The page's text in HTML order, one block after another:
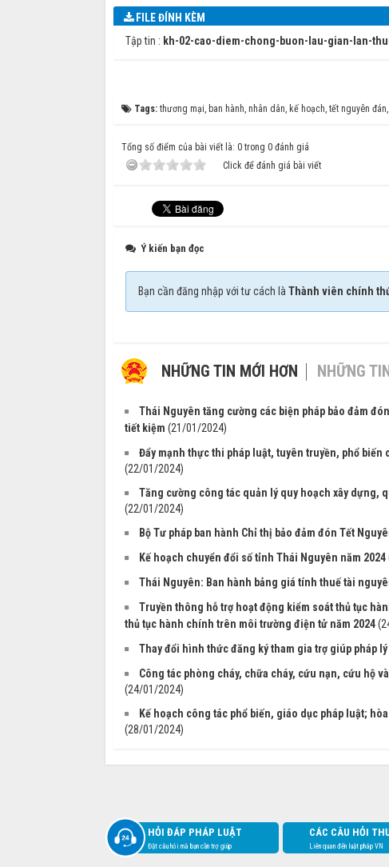
FILE ĐÍNH KÈM
Tập tin : kh-02-cao-diem-chong-buon-lau-gian-lan-
Tags: thương mại, ban hành, nhân dân, kế hoạch, tết nguyên đán,
Tổng số điểm của bài viết là: 0 trong 0 đánh giá
Click để đánh giá bài viết
Ý kiến bạn đọc
Bạn cần đăng nhập với tư cách là Thành viên chính
NHỮNG TIN MỚI HƠN NHỮNG
Thái Nguyên tăng cường các biện pháp bảo đảm
tiết kiệm (21/01/2024)
Đẩy mạnh thực thi pháp luật, tuyên truyền, phổ
(22/01/2024)
Tăng cường công tác quản lý quy hoạch xây dựng,
(22/01/2024)
Bộ Tư pháp ban hành Chỉ thị bảo đảm đón Tết
Kế hoạch chuyển đổi số tỉnh Thái Nguyên năm 2024
Thái Nguyên: Ban hành bảng giá tính thuế tài
Truyền thông hỗ trợ hoạt động kiểm soát thủ tục
thủ tục hành chính trên môi trường điện tử năm 2024
Thay đổi hình thức đăng ký tham gia trợ giúp pháp lý
Công tác phòng cháy, chữa cháy, cứu nạn, cứu hộ
(24/01/2024)
Kế hoạch công tác phổ biến, giáo dục pháp luật;
(28/01/2024)
HỎI ĐÁP PHÁP LUẬT
Đặt câu hỏi mà bạn cần trợ giúp
CÁC CÂU HỎI
Liên quan đến luật pháp VN